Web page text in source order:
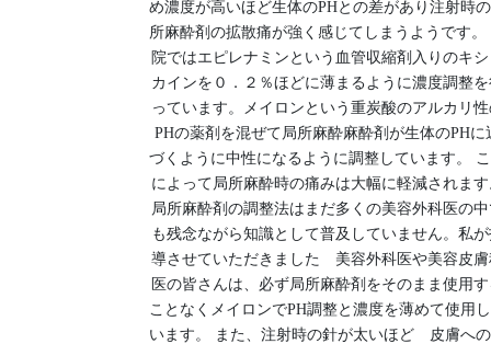
め濃度が高いほど生体のPHとの差があり注射時
所麻酔剤の拡散痛が強く感じてしまうようです。
院ではエピレナミンという血管収縮剤入りのキ
カインを０．２％ほどに薄まるように濃度調整
っています。メイロンという重炭酸のアルカリ
PHの薬剤を混ぜて局所麻酔麻酔剤が生体のPHに
づくように中性になるように調整しています。
によって局所麻酔時の痛みは大幅に軽減されま
局所麻酔剤の調整法はまだ多くの美容外科医の
も残念ながら知識として普及していません。私
導させていただきました 美容外科医や美容皮膚
医の皆さんは、必ず局所麻酔剤をそのまま使用
ことなくメイロンでPH調整と濃度を薄めて使用
います。 また、注射時の針が太いほど 皮膚へ